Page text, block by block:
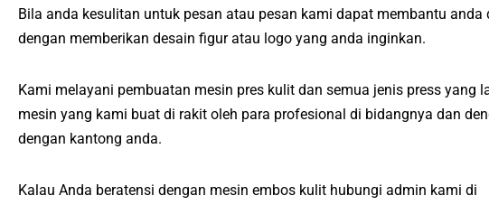
Bila anda kesulitan untuk pesan atau pesan kami dapat membantu anda
dengan memberikan desain figur atau logo yang anda inginkan.
Kami melayani pembuatan mesin pres kulit dan semua jenis press yang
mesin yang kami buat di rakit oleh para profesional di bidangnya dan
dengan kantong anda.
Kalau Anda beratensi dengan mesin embos kulit hubungi admin kami di